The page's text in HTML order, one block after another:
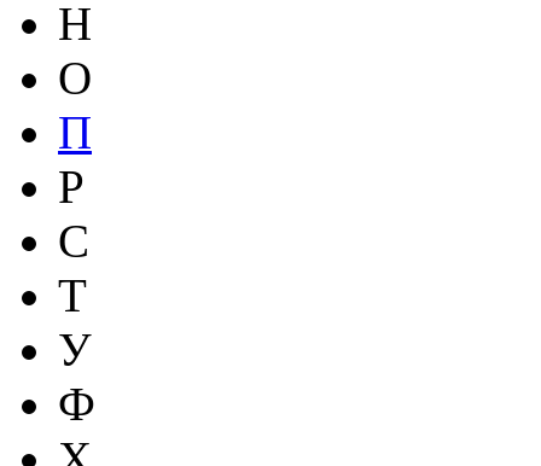
Н
О
П
Р
С
Т
У
Ф